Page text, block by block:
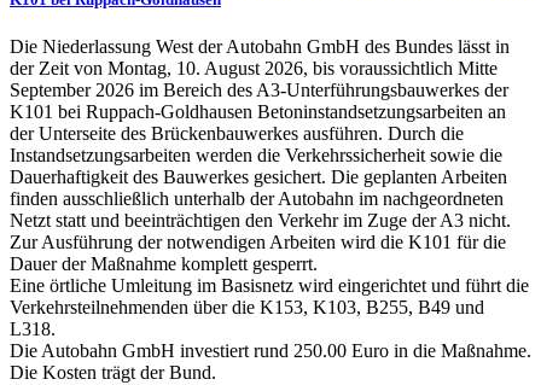
Die Niederlassung West der Autobahn GmbH des Bundes lässt in
der Zeit von Montag, 10. August 2026, bis voraussichtlich Mitte
September 2026 im Bereich des A3-Unterführungsbauwerkes der
K101 bei Ruppach-Goldhausen Betoninstandsetzungsarbeiten an
der Unterseite des Brückenbauwerkes ausführen. Durch die
Instandsetzungsarbeiten werden die Verkehrssicherheit sowie die
Dauerhaftigkeit des Bauwerkes gesichert. Die geplanten Arbeiten
finden ausschließlich unterhalb der Autobahn im nachgeordneten
Netzt statt und beeinträchtigen den Verkehr im Zuge der A3 nicht.
Zur Ausführung der notwendigen Arbeiten wird die K101 für die
Dauer der Maßnahme komplett gesperrt.
Eine örtliche Umleitung im Basisnetz wird eingerichtet und führt die
Verkehrsteilnehmenden über die K153, K103, B255, B49 und
L318.
Die Autobahn GmbH investiert rund 250.00 Euro in die Maßnahme.
Die Kosten trägt der Bund.